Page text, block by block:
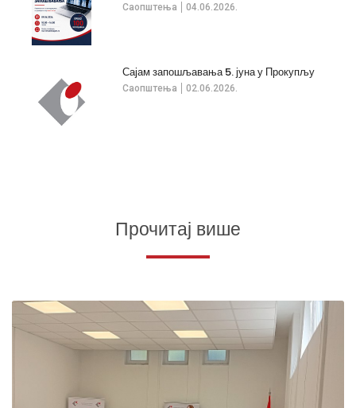
Саопштења 04.06.2026.
Саопштења 02.06.2026.
Сајам запошљавања 5. јуна у Прокупљу
Прочитај више